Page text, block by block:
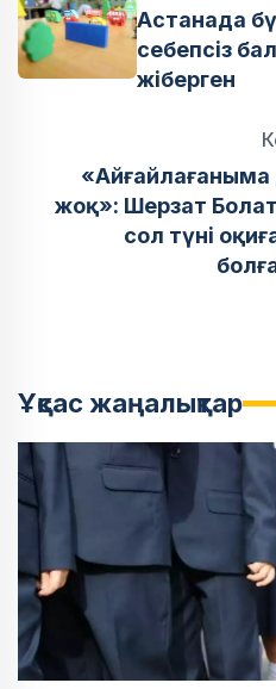
Астанада
себепсіз
жіберген
«Айғайлағаныма
жоқ»: Шерзат
сол түні
Ұқсас жаңалықтар